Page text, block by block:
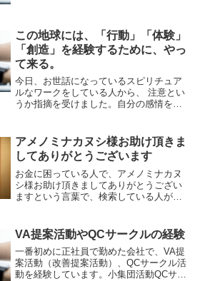
ミカエル、ラファエルの名...
この地球には、「行動」「体験」
「創造」を経験するために、やっ
て来る。
今日、お世話になっているスピリチュア
ルなワークをしている人から、 注意とい
うか指摘を受けました。自分の感情を受
の地球には、「行動」「体験」「創造」
を経験するために、やっ...
アメノミナカヌシ様お助け頂きま
してありがとうございます
お金に困っている人で、アメノミナカヌ
シ様お助け頂きましてありがとうござい
ますという言葉で、検索している人が、
ヌシ様お助け頂きましてありがとうござ
いますというキーワードで...
VA提案活動やQCサークルの経験
一番初めに正社員で勤めた会社で、VA提
案活動（改善提案活動）、QCサークル活
動を経験しています。小集団活動QCサー